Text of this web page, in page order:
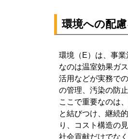
環境への配
環境（E）は、事
なのは温室効果ガ
活用などが実務で
の管理、汚染の防
ここで重要なのは
と結びつけ、継続
り、コスト構造の
社会貢献だけでな